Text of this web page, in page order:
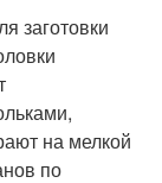
заготовки
на мелкой
по